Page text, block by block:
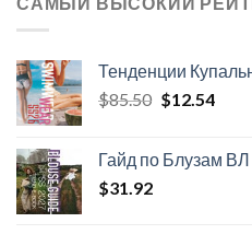
Тенденции
$85.50
$85.50.
$12.54
Гайд по Блузам
$31.92